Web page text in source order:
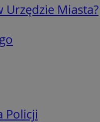
Urzędzie Miasta?
Policji